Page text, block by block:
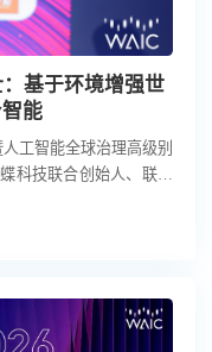
基于环境增强世
能
工智能全球治理高级别
科技联合创始人、联席
增强的世界模型，实现